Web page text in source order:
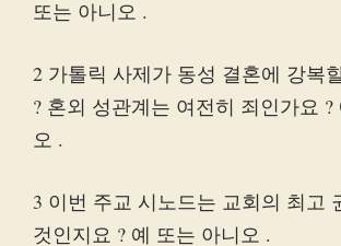
또는 아니오 .
2 가톨릭 사제가 동성 결혼에 강복
? 혼외 성관계는 여전히 죄인가요 ?
오 .
3 이번 주교 시노드는 교회의 최고
것인지요 ? 예 또는 아니오 .